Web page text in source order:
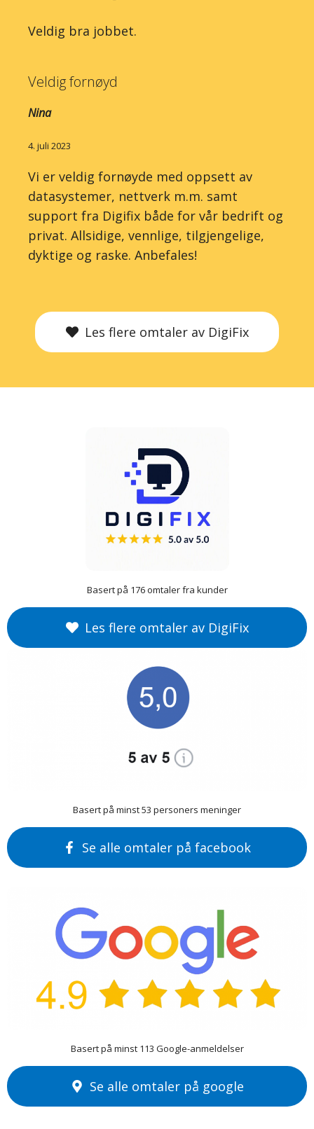
Veldig bra jobbet.
Veldig fornøyd
Nina
4. juli 2023
Vi er veldig fornøyde med oppsett av
datasystemer, nettverk m.m. samt
support fra Digifix både for vår bedrift og
privat. Allsidige, vennlige, tilgjengelige,
dyktige og raske. Anbefales!
Les flere omtaler av DigiFix
Basert på 176omtaler fra kunder
Les flere omtaler av DigiFix
Basert på minst 53 personers meninger
Se alle omtaler på facebook
Basert på minst 113 Google-anmeldelser
Se alle omtaler på google